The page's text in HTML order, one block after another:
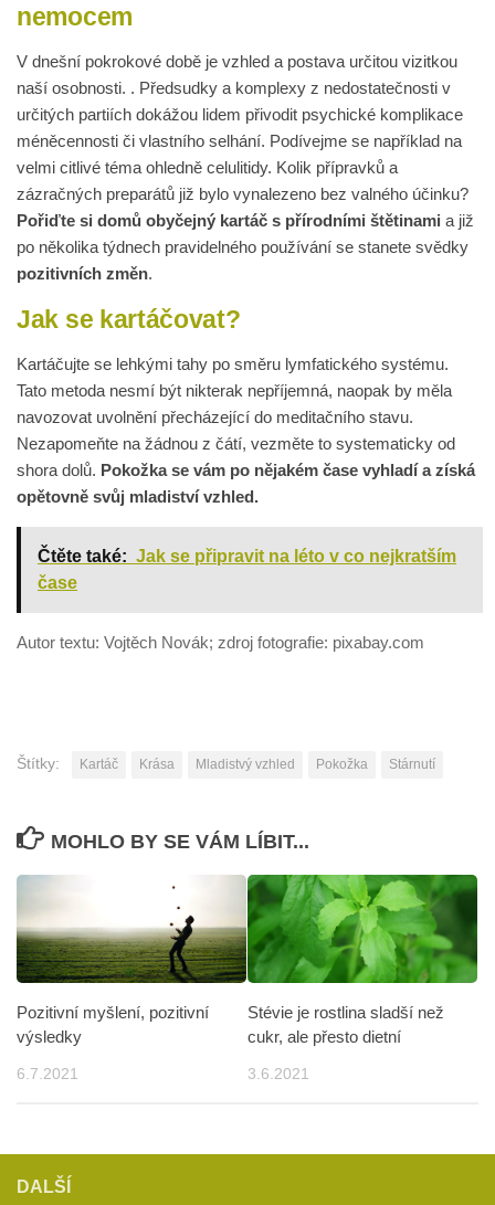
nemocem
V dnešní pokrokové době je vzhled a postava určitou vizitkou
naší osobnosti. . Předsudky a komplexy z nedostatečnosti v
určitých partiích dokážou lidem přivodit psychické komplikace
méněcennosti či vlastního selhání. Podívejme se například na
velmi citlivé téma ohledně celulitidy. Kolik přípravků a
zázračných preparátů již bylo vynalezeno bez valného účinku?
Pořiďte si domů obyčejný kartáč s přírodními štětinami a již
po několika týdnech pravidelného používání se stanete svědky
pozitivních změn.
Jak se kartáčovat?
Kartáčujte se lehkými tahy po směru lymfatického systému.
Tato metoda nesmí být nikterak nepříjemná, naopak by měla
navozovat uvolnění přecházející do meditačního stavu.
Nezapomeňte na žádnou z čátí, vezměte to systematicky od
shora dolů. Pokožka se vám po nějakém čase vyhladí a získá
opětovně svůj mladiství vzhled.
Čtěte také: Jak se připravit na léto v co nejkratším
čase
Autor textu: Vojtěch Novák; zdroj fotografie: pixabay.com
Štítky: Kartáč Krása Mladistvý vzhled Pokožka Stárnutí
MOHLO BY SE VÁM LÍBIT...
Pozitivní myšlení, pozitivní
výsledky
6.7.2021
Stévie je rostlina sladší než
cukr, ale přesto dietní
3.6.2021
DALŠÍ